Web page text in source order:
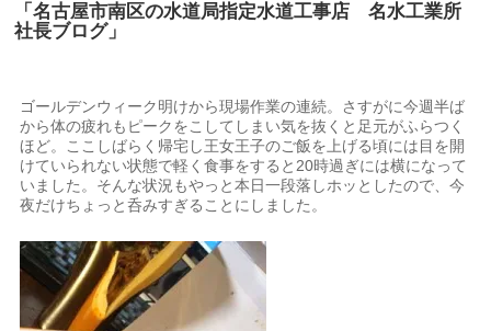
「名古屋市南区の水道局指定水道工事店 名水工業所
社長ブログ」
ゴールデンウィーク明けから現場作業の連続。さすがに今週半ば
から体の疲れもピークをこしてしまい気を抜くと足元がふらつく
ほど。ここしばらく帰宅し王女王子のご飯を上げる頃には目を開
けていられない状態で軽く食事をすると20時過ぎには横になって
いました。そんな状況もやっと本日一段落しホッとしたので、今
夜だけちょっと呑みすぎることにしました。